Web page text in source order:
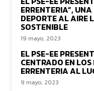
ERRENTERIA”,
DEPORTE AL AIRE
SOSTENIBLE
19 mayo, 2023
EL PSE-EE
CENTRADO EN
ERRENTERIA AL
9 mayo, 2023